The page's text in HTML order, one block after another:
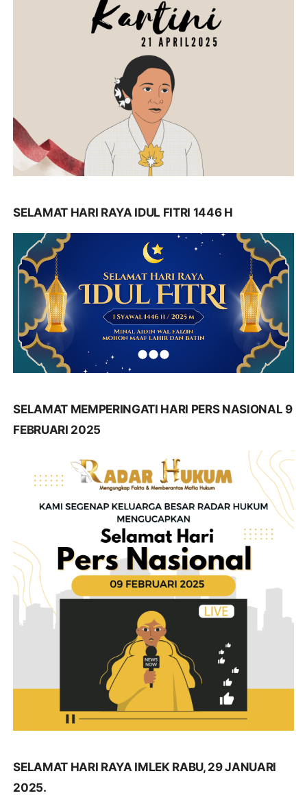
SELAMAT HARI RAYA IDUL FITRI 1446 H
SELAMAT MEMPERINGATI HARI PERS NASIONAL 9
FEBRUARI 2025
SELAMAT HARI RAYA IMLEK RABU, 29 JANUARI
2025.